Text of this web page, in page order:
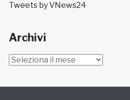
Tweets by VNews24
Archivi
Archivi